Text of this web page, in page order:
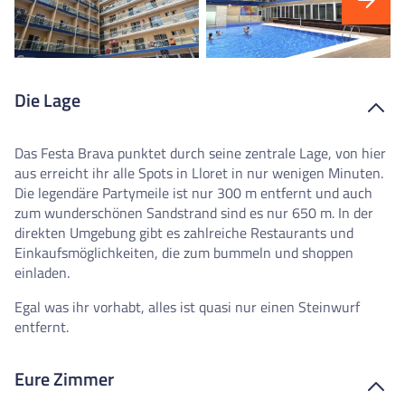
Die Lage
Das Festa Brava punktet durch seine zentrale Lage, von hier
aus erreicht ihr alle Spots in Lloret in nur wenigen Minuten.
Die legendäre Partymeile ist nur 300 m entfernt und auch
zum wunderschönen Sandstrand sind es nur 650 m. In der
direkten Umgebung gibt es zahlreiche Restaurants und
Einkaufsmöglichkeiten, die zum bummeln und shoppen
einladen.
Egal was ihr vorhabt, alles ist quasi nur einen Steinwurf
entfernt.
Eure Zimmer